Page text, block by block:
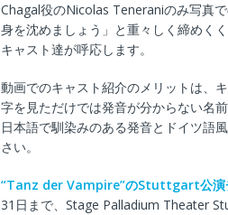
Chagal役のNicolas Teneraniのみ写真
身を沈めましょう」と重々しく締めく
キャスト達が呼応します。
動画でのキャスト紹介のメリットは、
字を見ただけでは発音が分からない名
日本語で馴染みのある発音とドイツ語
さい。
“Tanz der Vampire”のStuttgart公演
31日まで、Stage Palladium Theater